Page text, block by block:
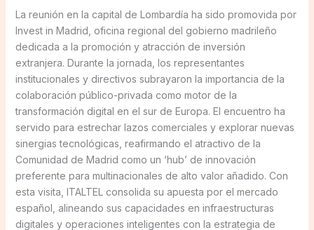
La reunión en la capital de Lombardía ha sido promovida por
Invest in Madrid, oficina regional del gobierno madrileño
dedicada a la promoción y atracción de inversión
extranjera. Durante la jornada, los representantes
institucionales y directivos subrayaron la importancia de la
colaboración público-privada como motor de la
transformación digital en el sur de Europa. El encuentro ha
servido para estrechar lazos comerciales y explorar nuevas
sinergias tecnológicas, reafirmando el atractivo de la
Comunidad de Madrid como un ‘hub’ de innovación
preferente para multinacionales de alto valor añadido. Con
esta visita, ITALTEL consolida su apuesta por el mercado
español, alineando sus capacidades en infraestructuras
digitales y operaciones inteligentes con la estrategia de